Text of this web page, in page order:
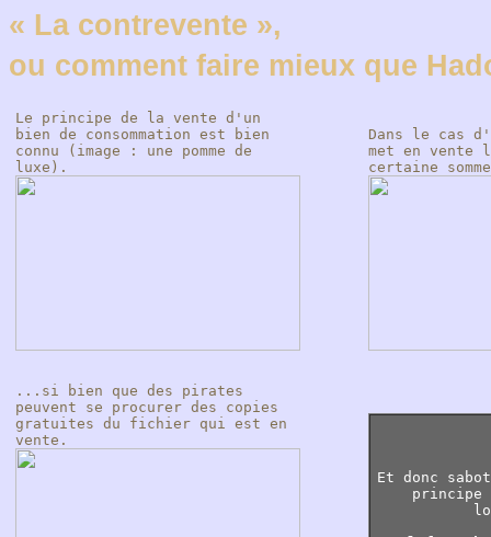
« La contrevente »,
ou comment faire mieux que
Le principe de la vente d'un
bien de consommation est bien
connu (image : une pomme de
luxe).
Dans le cas
met en vente
certaine
...si bien que des pirates
peuvent se procurer des copies
gratuites du fichier qui est en
vente.
Et donc
principe